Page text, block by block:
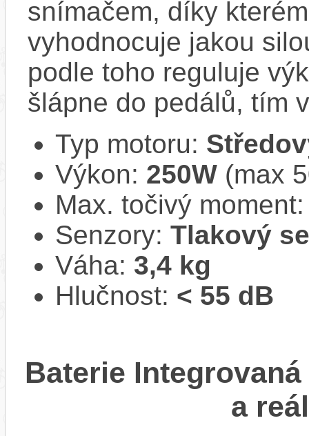
snímačem, díky
vyhodnocuje jakou
podle toho reguluje
šlápne do pedálů, tím
Typ motoru:
Výkon: 250W (max
Max. točivý
Senzory: Tlakový
Váha: 3,4 kg
Hlučnost: < 55 dB
Baterie
a